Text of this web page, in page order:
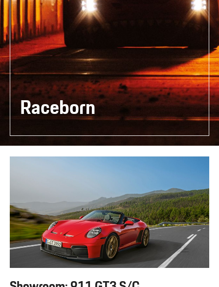
Raceborn